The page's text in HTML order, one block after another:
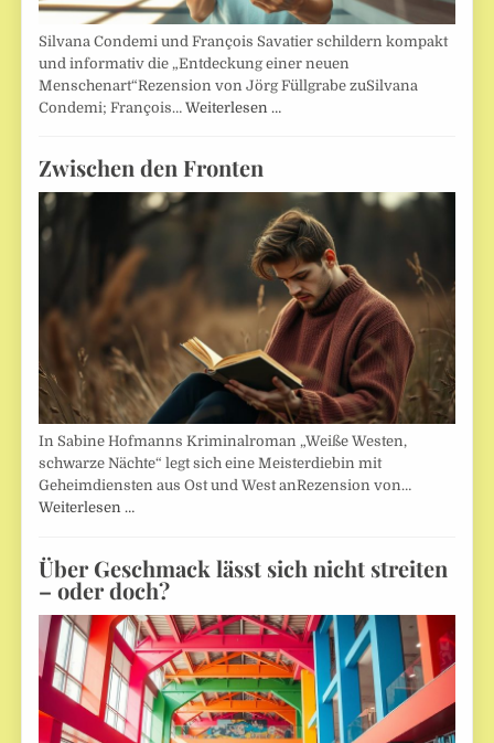
Silvana Condemi und François Savatier schildern kompakt
und informativ die „Entdeckung einer neuen
Menschenart“Rezension von Jörg Füllgrabe zuSilvana
Condemi; François…Weiterlesen …
Zwischen den Fronten
In Sabine Hofmanns Kriminalroman „Weiße Westen,
schwarze Nächte“ legt sich eine Meisterdiebin mit
Geheimdiensten aus Ost und West anRezension von…
Weiterlesen …
Über Geschmack lässt sich nicht streiten
– oder doch?